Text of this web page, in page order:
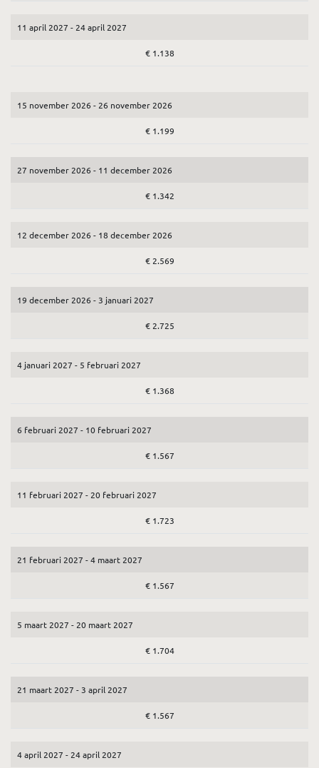
11 april 2027 - 24 april 2027
€ 1.138
15 november 2026 - 26 november 2026
€ 1.199
27 november 2026 - 11 december 2026
€ 1.342
12 december 2026 - 18 december 2026
€ 2.569
19 december 2026 - 3 januari 2027
€ 2.725
4 januari 2027 - 5 februari 2027
€ 1.368
6 februari 2027 - 10 februari 2027
€ 1.567
11 februari 2027 - 20 februari 2027
€ 1.723
21 februari 2027 - 4 maart 2027
€ 1.567
5 maart 2027 - 20 maart 2027
€ 1.704
21 maart 2027 - 3 april 2027
€ 1.567
4 april 2027 - 24 april 2027